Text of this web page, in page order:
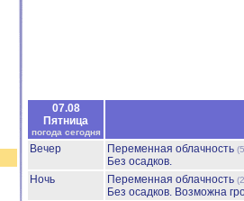
07.08
Пятница
погода сегодня
Вечер Переменная облачность
Без осадков.
Ночь
Переменная облачность
Без осадков. Возможна